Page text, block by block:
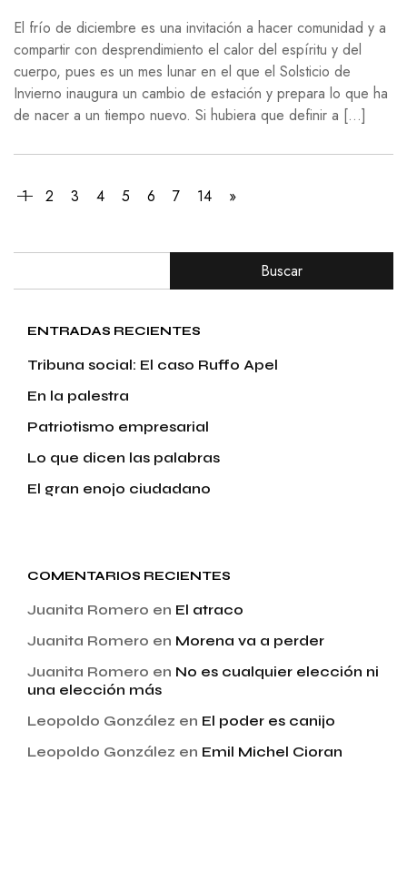
El frío de diciembre es una invitación a hacer comunidad y a
compartir con desprendimiento el calor del espíritu y del
cuerpo, pues es un mes lunar en el que el Solsticio de
Invierno inaugura un cambio de estación y prepara lo que ha
de nacer a un tiempo nuevo. Si hubiera que definir a […]
1 2 3 4 5 6 7 14 »
Buscar
ENTRADAS RECIENTES
Tribuna social: El caso Ruffo Apel
En la palestra
Patriotismo empresarial
Lo que dicen las palabras
El gran enojo ciudadano
COMENTARIOS RECIENTES
Juanita Romero en El atraco
Juanita Romero en Morena va a perder
Juanita Romero en No es cualquier elección ni
una elección más
Leopoldo González en El poder es canijo
Leopoldo González en Emil Michel Cioran